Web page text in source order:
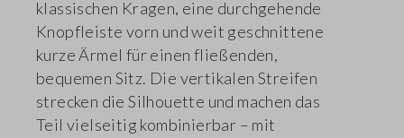
klassischen Kragen, eine durchgehende
Knopfleiste vorn und weit geschnittene
kurze Ärmel für einen fließenden,
bequemen Sitz. Die vertikalen Streifen
strecken die Silhouette und machen das
Teil vielseitig kombinierbar – mit